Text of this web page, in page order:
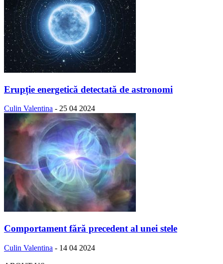
Erupție energetică detectată de astronomi
Culin Valentina - 25 04 2024
Comportament fără precedent al unei stele
Culin Valentina - 14 04 2024